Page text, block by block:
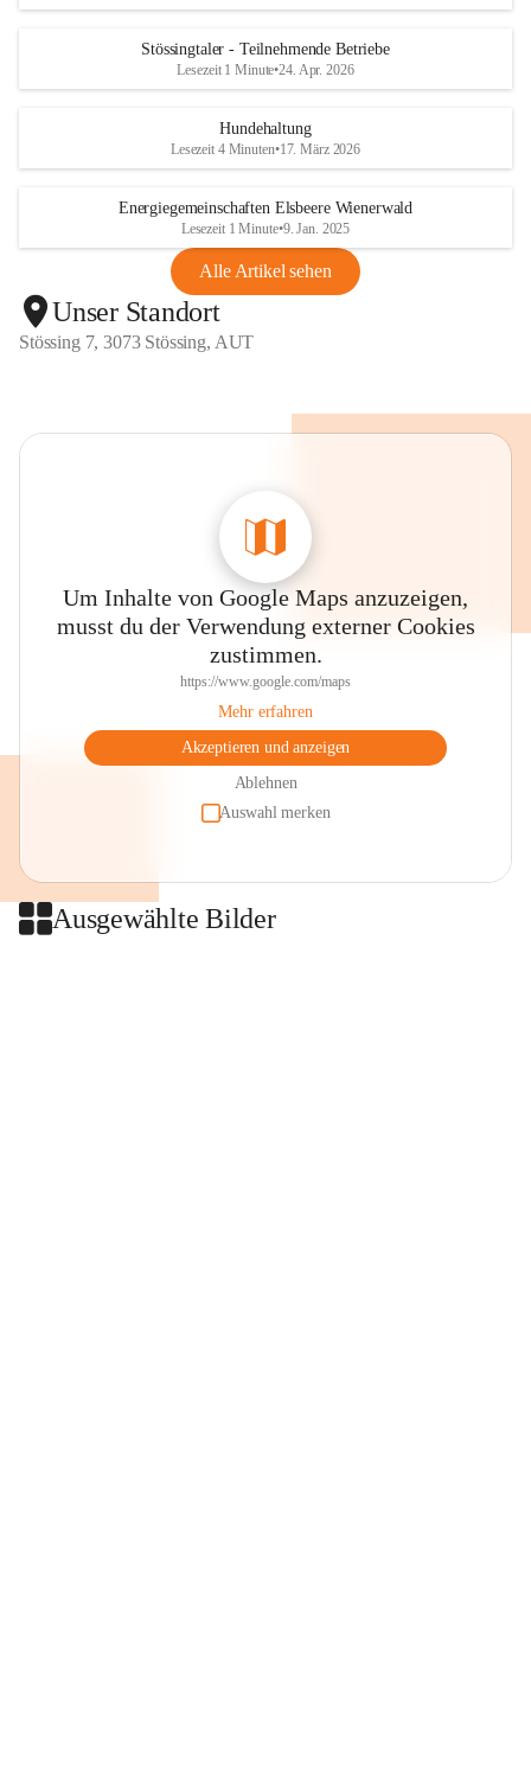
Stössingtaler - Teilnehmende Betriebe
Lesezeit 1 Minute•24. Apr. 2026
Hundehaltung
Lesezeit 4 Minuten•17. März 2026
Energiegemeinschaften Elsbeere Wienerwald
Lesezeit 1 Minute•9. Jan. 2025
Alle Artikel sehen
Unser Standort
Stössing 7, 3073 Stössing, AUT
Um Inhalte von Google Maps anzuzeigen,
musst du der Verwendung externer Cookies
zustimmen.
https://www.google.com/maps
Mehr erfahren
Akzeptieren und anzeigen
Ablehnen
Auswahl merken
Ausgewählte Bilder